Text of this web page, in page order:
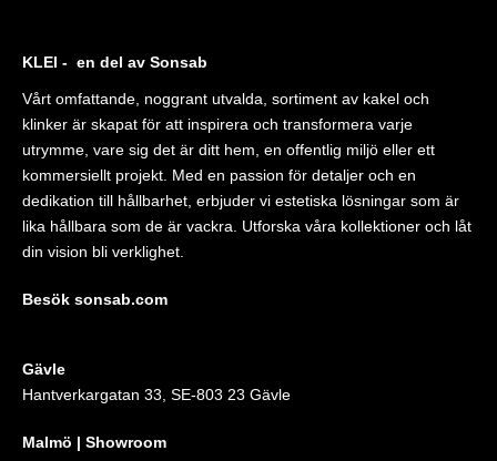
KLEI - en del av Sonsab
Vårt omfattande, noggrant utvalda, sortiment av kakel och
klinker är skapat för att inspirera och transformera varje
utrymme, vare sig det är ditt hem, en offentlig miljö eller ett
kommersiellt projekt. Med en passion för detaljer och en
dedikation till hållbarhet, erbjuder vi estetiska lösningar som är
lika hållbara som de är vackra. Utforska våra kollektioner och låt
din vision bli verklighet.
Besök sonsab.com
Gävle
Hantverkargatan 33, SE-803 23 Gävle
Malmö | Showroom